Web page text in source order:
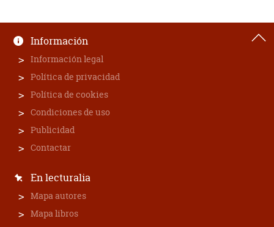
Información
Información legal
Política de privacidad
Política de cookies
Condiciones de uso
Publicidad
Contactar
En lecturalia
Mapa autores
Mapa libros